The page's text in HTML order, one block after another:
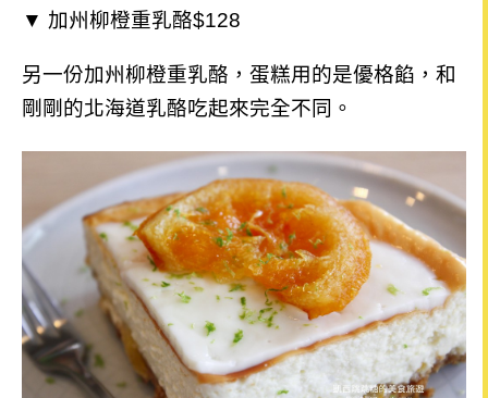
▼ 加州柳橙重乳酪$128
另一份加州柳橙重乳酪，蛋糕用的是優格餡，和
剛剛的北海道乳酪吃起來完全不同。